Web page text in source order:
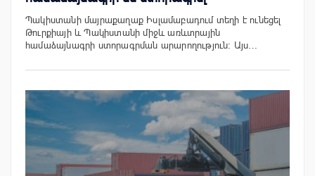
Պակիստանի մայրաքաղաք Իսլամաբադում տեղի է ունեցել
Թուրքիայի և Պակիստանի միջև առևտրային
համաձայնագրի ստորագրման արարողություն։ Այս…